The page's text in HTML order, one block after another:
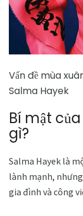
Vấn đề mùa
Salma Hayek
Bí mật
gì?
Salma Hayek là
lành mạnh,
gia đình và công